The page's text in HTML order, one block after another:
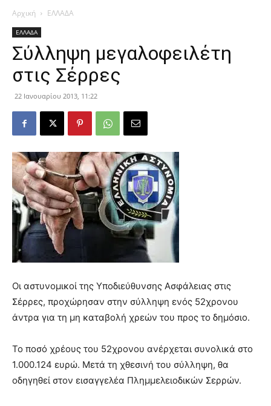
Αρχική ΕΛΛΑΔΑ
ΕΛΛΑΔΑ
Σύλληψη μεγαλοφειλέτη
στις Σέρρες
22 Ιανουαρίου 2013, 11:22
Οι αστυνομικοί της Υποδιεύθυνσης Ασφάλειας στις
Σέρρες, προχώρησαν στην σύλληψη ενός 52χρονου
άντρα για τη μη καταβολή χρεών του προς το δημόσιο.
Το ποσό χρέους του 52χρονου ανέρχεται συνολικά στο
1.000.124 ευρώ. Μετά τη χθεσινή του σύλληψη, θα
οδηγηθεί στον εισαγγελέα Πλημμελειοδικών Σερρών.